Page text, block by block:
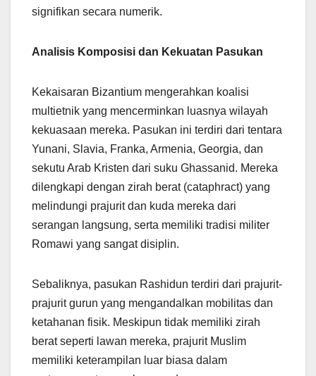
signifikan secara numerik.
Analisis Komposisi dan Kekuatan Pasukan
Kekaisaran Bizantium mengerahkan koalisi
multietnik yang mencerminkan luasnya wilayah
kekuasaan mereka. Pasukan ini terdiri dari tentara
Yunani, Slavia, Franka, Armenia, Georgia, dan
sekutu Arab Kristen dari suku Ghassanid. Mereka
dilengkapi dengan zirah berat (cataphract) yang
melindungi prajurit dan kuda mereka dari
serangan langsung, serta memiliki tradisi militer
Romawi yang sangat disiplin.
Sebaliknya, pasukan Rashidun terdiri dari prajurit-
prajurit gurun yang mengandalkan mobilitas dan
ketahanan fisik. Meskipun tidak memiliki zirah
berat seperti lawan mereka, prajurit Muslim
memiliki keterampilan luar biasa dalam